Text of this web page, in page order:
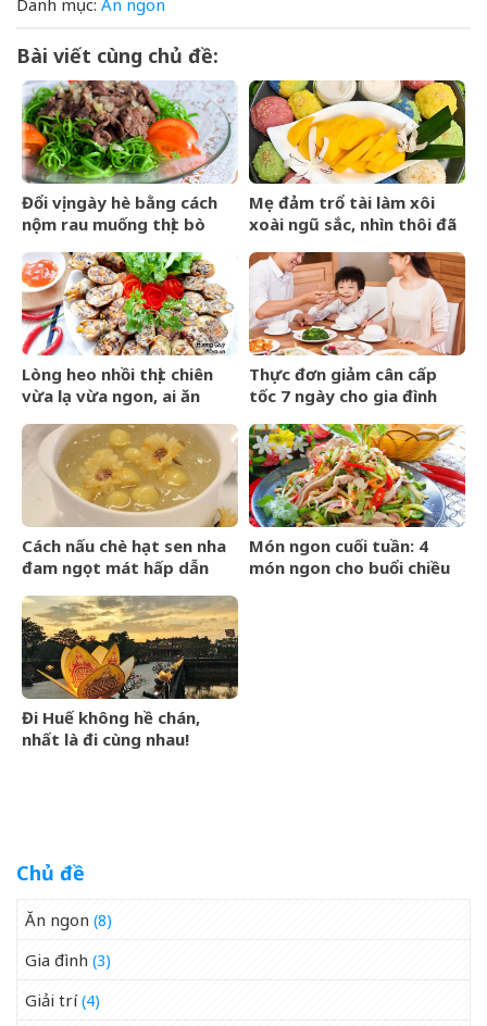
Bài viết cùng chủ đề:
Đổi vị ngày hè bằng cách
nộm rau muống thịt bò
Mẹ đảm trổ tài làm xôi
xoài ngũ sắc, nhìn thôi đã
Lòng heo nhồi thịt chiên
vừa lạ vừa ngon, ai ăn
Thực đơn giảm cân cấp
tốc 7 ngày cho gia đình
Cách nấu chè hạt sen nha
đam ngọt mát hấp dẫn
Món ngon cuối tuần: 4
món ngon cho buổi chiều
Đi Huế không hề chán,
nhất là đi cùng nhau!
Chủ đề
Ăn ngon (8)
Gia đình (3)
Giải trí(4)